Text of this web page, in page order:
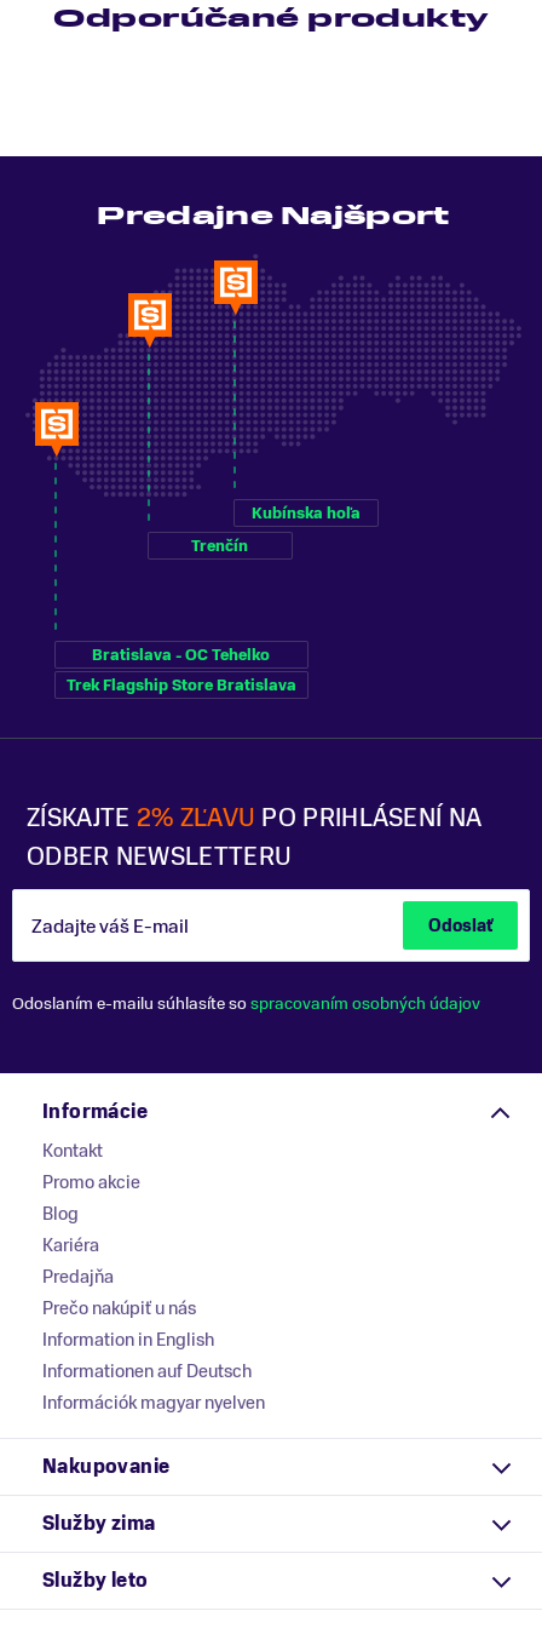
Odporúčané produkty
ZÍSKAJTE 2% ZĽAVU PO PRIHLÁSENÍ NA
ODBER NEWSLETTERU
Zadajte váš E-mail Odoslať
Odoslaním e-mailu súhlasíte sospracovaním osobných údajov
Predajne Najšport
Bratislava - OC Tehelko
Trek Flagship Store Bratislava
Trenčín
Kubínska hoľa
Informácie
Kontakt
Promo akcie
Blog
Kariéra
Predajňa
Prečo nakúpiť u nás
Information in English
Informationen auf Deutsch
Információk magyar nyelven
Nakupovanie
Služby zima
Služby leto